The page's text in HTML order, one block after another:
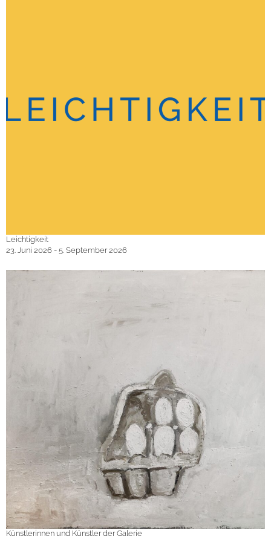
Leichtigkeit
23. Juni 2026 - 5. September 2026
Künstlerinnen und Künstler der Galerie